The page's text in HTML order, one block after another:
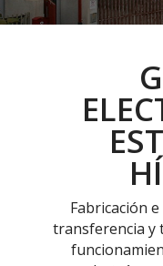
Fabricación
transferencia y